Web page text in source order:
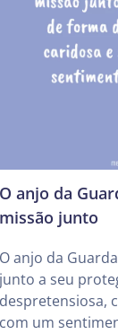
O anjo da
missão junto
O anjo da
junto a seu
despretensiosa,
com um